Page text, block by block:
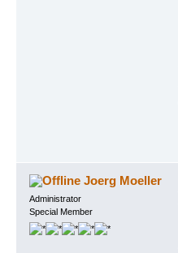
Joerg Moeller
Administrator
Special Member